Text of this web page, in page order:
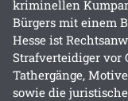
kriminellen
Bürgers mit einem
Hesse ist
Strafverteidiger vor
Tathergänge,
sowie die